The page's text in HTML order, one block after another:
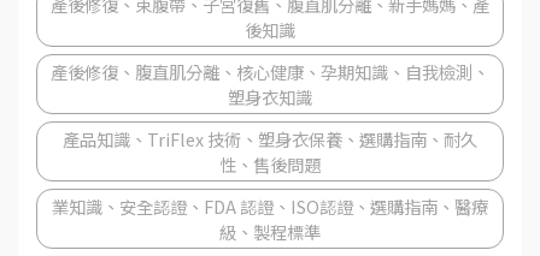
後知識
產後修復、腹直肌分離、核心健康、孕期知識、自我檢測、
塑身衣知識
產品知識、TriFlex 技術、塑身衣保養、選購指南、耐久
性、售後問題
業知識、安全認證、FDA 認證、ISO認證、選購指南、醫療
級、製程標準